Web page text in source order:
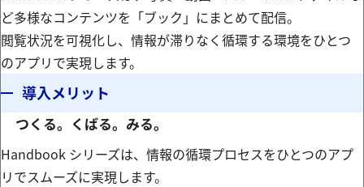
ど多様なコンテンツを「ブック」にまとめて配信。
閲覧状況を可視化し、情報が滞りなく循環する環境をひとつ
のアプリで実現します。
導入メリット
つくる。くばる。みる。
Handbook シリーズは、情報の循環プロセスをひとつのアプ
リでスムーズに実現します。